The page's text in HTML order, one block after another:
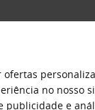
no nosso
publicidade e